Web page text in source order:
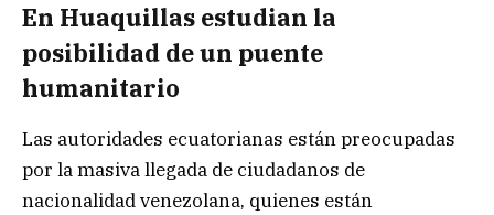
En Huaquillas estudian la
posibilidad de un puente
humanitario
Las autoridades ecuatorianas están preocupadas
por la masiva llegada de ciudadanos de
nacionalidad venezolana, quienes están